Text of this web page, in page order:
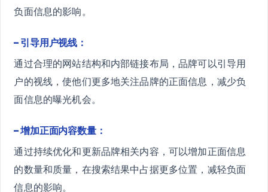
负面信息的影响。
– 引导用户视线：
通过合理的网站结构和内部链接布局，品牌可以引导用
户的视线，使他们更多地关注品牌的正面信息，减少负
面信息的曝光机会。
– 增加正面内容数量：
通过持续优化和更新品牌相关内容，可以增加正面信息
的数量和质量，在搜索结果中占据更多位置，减轻负面
信息的影响。